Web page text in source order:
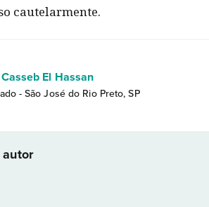
cautelarmente.
El Hassan
- São José do Rio Preto, SP